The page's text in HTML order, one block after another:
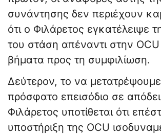
συνάντησης δεν περιέχουν
ότι ο Φιλάρετος εγκατέλειψε
του στάση απέναντι στην
βήματα προς τη συμφιλίωση.
Δεύτερον, το να
πρόσφατο επεισόδιο σε
Φιλάρετος υποτίθεται ότι
υποστήριξη της OCU